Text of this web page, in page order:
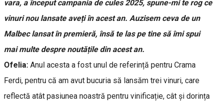
vara, a început campania de cules 2025, spune-mi te rog ce
vinuri nou lansate aveți în acest an. Auzisem ceva de un
Malbec lansat în premieră, însă te las pe tine să îmi spui
mai multe despre noutățile din acest an.
Ofelia: Anul acesta a fost unul de referință pentru Crama
Ferdi, pentru că am avut bucuria să lansăm trei vinuri, care
reflectă atât pasiunea noastră pentru vinificație, cât și dorința